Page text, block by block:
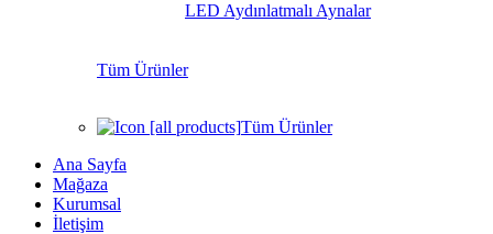
LED Aydınlatmalı Aynalar
Tüm Ürünler
Tüm Ürünler
Ana Sayfa
Mağaza
Kurumsal
İletişim